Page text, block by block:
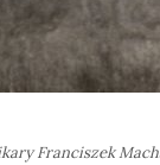
Franciszek